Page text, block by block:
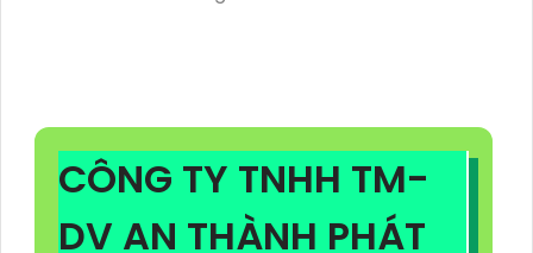
CÔNG TY TNHH TM-
DV AN THÀNH PHÁT